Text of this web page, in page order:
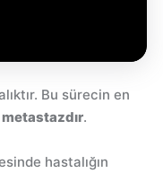
Bu sürecin en
metastazdır.
hastalığın